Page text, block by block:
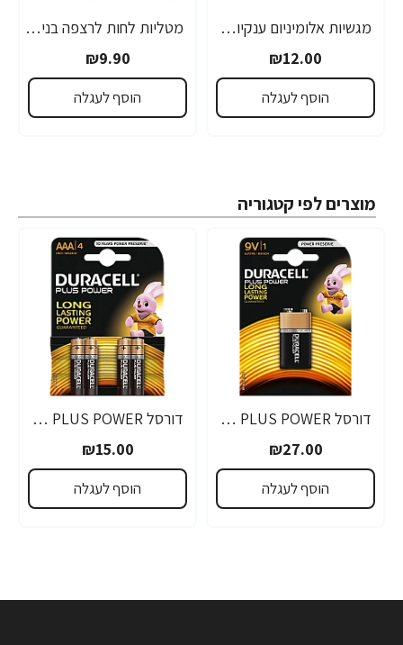
מגשיות אלומיניום ענקיות - 2 יחידות
₪12.00
הוסף לעגלה
מטליות לחות לרצפה בניחוח מרכך כביסה ארומתרפיה 10 יחידות
₪9.90
הוסף לעגלה
מוצרים לפי קטגוריה
דורסל PLUS POWER סוללות 9V אריזת 1 יחידות - מבית Duracell
₪27.00
הוסף לעגלה
דורסל PLUS POWER סוללות AAA אריזת 4 יחידות - מבית Duracell
₪15.00
הוסף לעגלה